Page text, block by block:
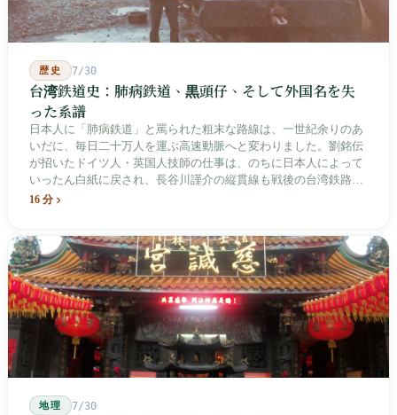
歴史 7/30
台湾鉄道史：肺病鉄道、黒頭仔、そして外国名を失
った系譜
日本人に「肺病鉄道」と罵られた粗末な路線は、一世紀余りのあ
いだに、毎日二十万人を運ぶ高速動脈へと変わりました。劉銘伝
が招いたドイツ人・英国人技師の仕事は、のちに日本人によって
いったん白紙に戻され、長谷川謹介の縦貫線も戦後の台湾鉄路に
よって改名・改番されました。どの世代も前の世代の記録を脚注
治スローガン、そしてようやくプユマ・タロコの世代になって、
先住民族の地名が再びレールの上に敷き戻されたのです。
16 分
地理 7/30